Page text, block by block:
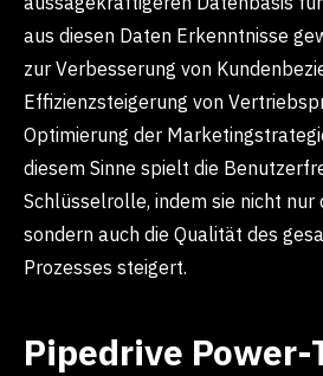
aus diesen Daten Erkenntnisse
zur Verbesserung von
Effizienzsteigerung von
Optimierung der
diesem Sinne spielt die
Schlüsselrolle, indem sie nicht
sondern auch die Qualität des
Prozesses steigert.
Pipedrive Power-